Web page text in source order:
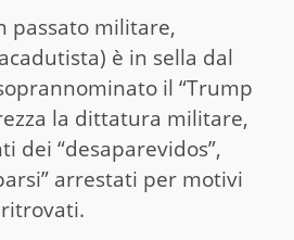
passato militare,
è in sella dal
il “Trump
la dittatura militare,
dei “desaparevidos”,
arrestati per motivi